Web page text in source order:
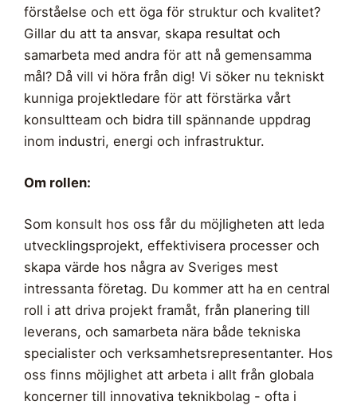
förståelse och ett öga för struktur och kvalitet?
Gillar du att ta ansvar, skapa resultat och
samarbeta med andra för att nå gemensamma
mål? Då vill vi höra från dig! Vi söker nu tekniskt
kunniga projektledare för att förstärka vårt
konsultteam och bidra till spännande uppdrag
inom industri, energi och infrastruktur.
Om rollen:
Som konsult hos oss får du möjligheten att leda
utvecklingsprojekt, effektivisera processer och
skapa värde hos några av Sveriges mest
intressanta företag. Du kommer att ha en central
roll i att driva projekt framåt, från planering till
leverans, och samarbeta nära både tekniska
specialister och verksamhetsrepresentanter. Hos
oss finns möjlighet att arbeta i allt från globala
koncerner till innovativa teknikbolag - ofta i